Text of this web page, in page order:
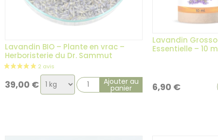
Lavandin BIO – Plante en vrac –
Herboristerie du Dr. Sammut
39,00 € Choix
de
Ajouter au
panier
Lavandin Grosso
Essentielle – 10
6,90 €